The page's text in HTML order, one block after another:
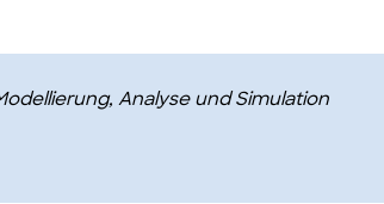
Analyse und Simulation